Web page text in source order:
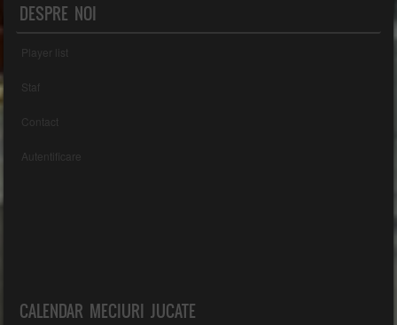
DESPRE NOI
Player list
Staf
Contact
Autentificare
CALENDAR MECIURI JUCATE